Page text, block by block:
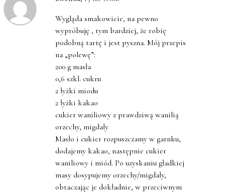
Wygląda smakowicie, na pewno
wypróbuję , tym bardziej, że robię
podobną tartę i jest pyszna. Mój przepis
na „polewę”:
200 g masła
0,6 szkl. cukru
2 łyżki miodu
2 łyżki kakao
cukier waniliowy z prawdziwą wanilią
orzechy, migdały
Masło i cukier rozpuszczamy w garnku,
dodajemy kakao, następnie cukier
waniliowy i miód. Po uzyskaniu gładkiej
masy dosypujemy orzechy/migdały,
obtaczając je dokładnie, w przeciwnym